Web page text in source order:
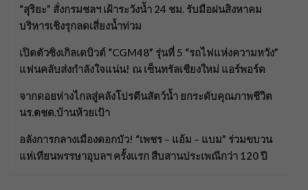
“สุริยะ” สั่งกรมชลฯ เฝ้าระวังน้ำ 24 ชม. รับมือฝนสิงหาคม
บริหารเชิงรุกลดเสี่ยงน้ำท่วม
เปิดตัวซิงเกิลเดบิวต์ “CGM48” รุ่นที่ 5 “รถไฟแห่งความหวัง”
แฟนคลับส่งกำลังใจแน่น! ณ เซ็นทรัลเชียงใหม่ แอร์พอร์ต
จากดอยห่างไกลสู่คลังโปรตีนสัตว์น้ำ ยกระดับคุณภาพชีวิต
นร.ตชด.บ้านห้วยเป้า
อลังการกลางเมืองดอกบัว! “เพชร – แอ้ม – แบม” ร่วมขบวน
แห่เทียนพรรษาอุบลฯ ครั้งแรก สืบสานประเพณีกว่า 120 ปี